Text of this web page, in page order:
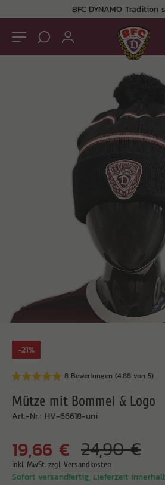
BFC DYNAMO Tradition
-21%
8 Bewertungen (4.88 von 5)
Mütze mit Bommel & Logo
Art.-Nr.: HV-66618-uni
19,66 € 24,90 €
inkl. MwSt. zzgl. Versandkosten
Sofort versandfertig, Lieferzeit